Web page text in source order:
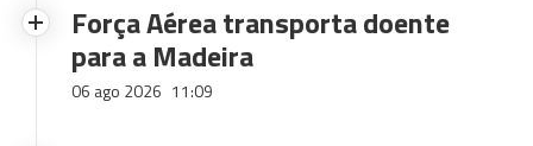
Força Aérea transporta doente
para a Madeira
06 ago 2026 11:09